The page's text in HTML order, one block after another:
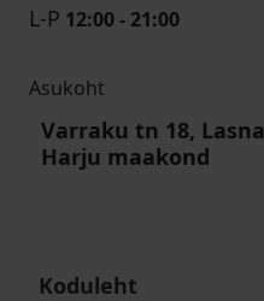
L-P 12:00 - 21:00
Asukoht
Varraku tn 18,
Harju maakond
Koduleht